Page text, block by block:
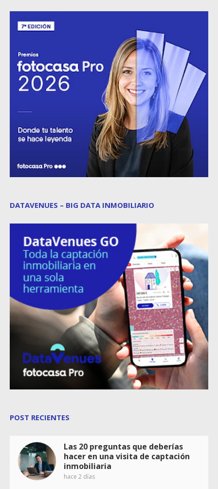
DATAVENUES – BIG DATA INMOBILIARIO
POST RECIENTES
Las 20 preguntas que deberías
hacer en una visita de captación
inmobiliaria
hace 2 días